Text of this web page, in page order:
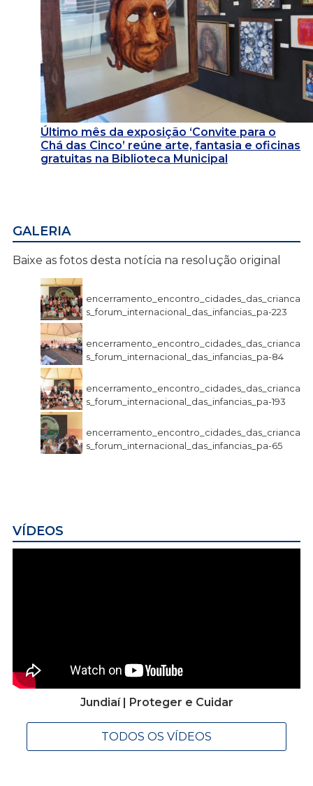
Último mês da exposição ‘Convite para o
Chá das Cinco’ reúne arte, fantasia e oficinas
gratuitas na Biblioteca Municipal
GALERIA
Baixe as fotos desta notícia na resolução original
encerramento_encontro_cidades_das_crianca
s_forum_internacional_das_infancias_pa-223
encerramento_encontro_cidades_das_crianca
s_forum_internacional_das_infancias_pa-84
encerramento_encontro_cidades_das_crianca
s_forum_internacional_das_infancias_pa-193
encerramento_encontro_cidades_das_crianca
s_forum_internacional_das_infancias_pa-65
VÍDEOS
Jundiaí | Proteger e Cuidar
TODOS OS VÍDEOS